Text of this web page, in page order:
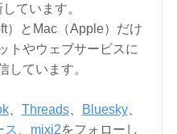
ています。
）とMac（Apple）だけ
トやウェブサービスに
しています。
、 Threads、 Bluesky、
ス mixi2をフォローし